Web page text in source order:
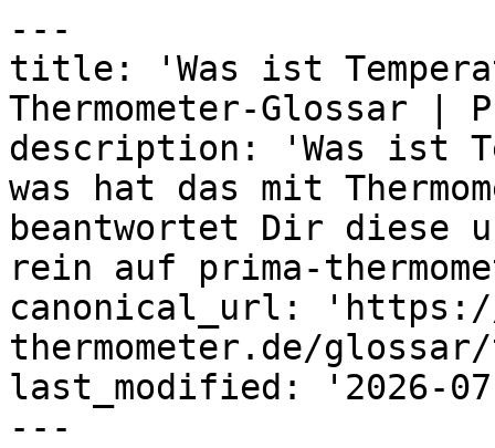
---
title: 'Was ist
Thermometer-Glossar |
description: 'Was ist
was hat das mit
beantwortet Dir diese
rein auf prima-
canonical_url: 'https://
thermometer.de/
last_modified: '2026-
---